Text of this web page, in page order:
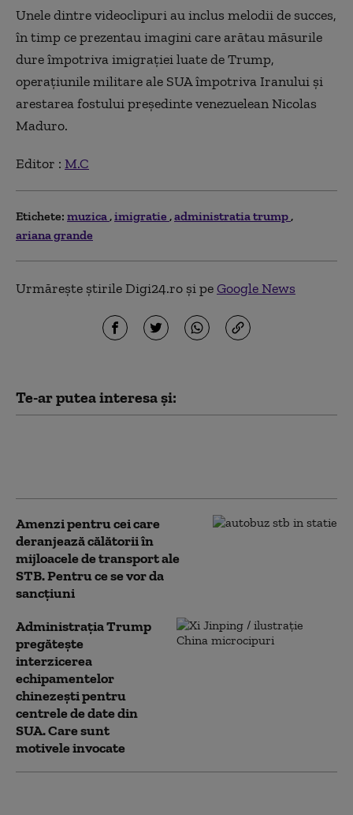
Unele dintre videoclipuri au inclus melodii de succes,
în timp ce prezentau imagini care arătau măsurile
dure împotriva imigrației luate de Trump,
operațiunile militare ale SUA împotriva Iranului și
arestarea fostului președinte venezuelean Nicolas
Maduro.
Editor : M.C
Etichete: muzica imigratie administratia trump
ariana grande
Urmărește știrile Digi24.ro și peGoogle News
Te-ar putea interesa și:
Amenzi pentru cei care
deranjează călătorii în
mijloacele de transport ale
STB. Pentru ce se vor da
sancțiuni
Administrația Trump
pregătește
interzicerea
echipamentelor
chinezești pentru
centrele de date din
SUA. Care sunt
motivele invocate